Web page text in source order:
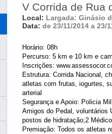
V Corrida de Rua
Local: Largada: Ginásio
Data: de 23/11/2014 a 23/
Horário: 08h
Percurso: 5 km e 10 km e
Inscrições:
Estrutura: Corrida Nacional,
atletas com frutas, iogurtes,
arterial
Segurança e Apoio: Policia
Amigos do Pedal, voluntários
postos de hidratação;2
Premiação: Todos os atletas